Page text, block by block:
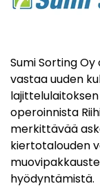
Sumi Sorting
vastaa uuden
operoinnista
merkittävää
kiertotalouden
hyödyntämistä.